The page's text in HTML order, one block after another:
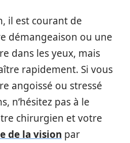
il est courant de
démangeaison ou une
dans les yeux, mais
rapidement. Si vous
angoissé ou stressé
n’hésitez pas à le
chirurgien et votre
de la vision par